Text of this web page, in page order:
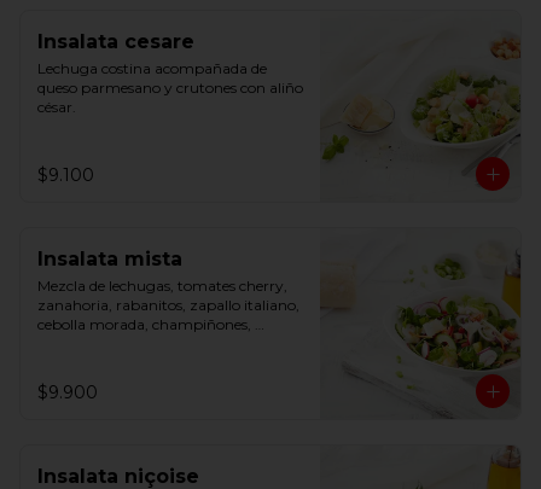
Insalata cesare
Lechuga costina acompañada de
queso parmesano y crutones con aliño
césar.
$9.100
Insalata mista
Mezcla de lechugas, tomates cherry,
zanahoria, rabanitos, zapallo italiano,
cebolla morada, champiñones,
$9.900
Insalata niçoise